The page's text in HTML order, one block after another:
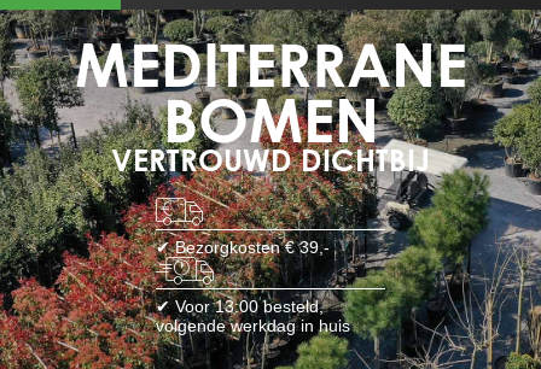
OLIJFBOOMSPECIALIST.NL
OLIJFBOOMSPECIALIST.BE
LESPECIALISTEDESOLIVIERS.FR
OLIVENBAUM.DE
DRZEWAOLIWNE.PL
OLIVETREESPECIALIST.COM
Bomen
BOMEN.NL
GROENBLIJVENDEBOMEN.NL
GROENBLIJVENDEBOMEN.BE
PALMBOMENSPECIALIST.NL
IMMERGRUENEBAEUME.DE
Botanicalgroup
BOTANICALGROUP.EU
BOTANICALGROUP.DE
BOTANICALGROUP.BE
MEDITERRANE
BOMEN
VERTROUWD DICHTBIJ
✔ Bezorgkosten € 39,-
✔ Voor 13:00 besteld,
volgende werkdag in huis